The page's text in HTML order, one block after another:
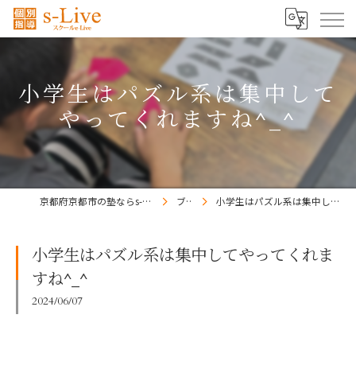
小学生はパズル系は集中して
やってくれますね^_^
京都府京都市の塾ならs-Liveきょうと梅小路校 ブログ 小学生はパズル系は集中してやってくれますね^_^
小学生はパズル系は集中してやってくれま
すね^_^
2024/06/07